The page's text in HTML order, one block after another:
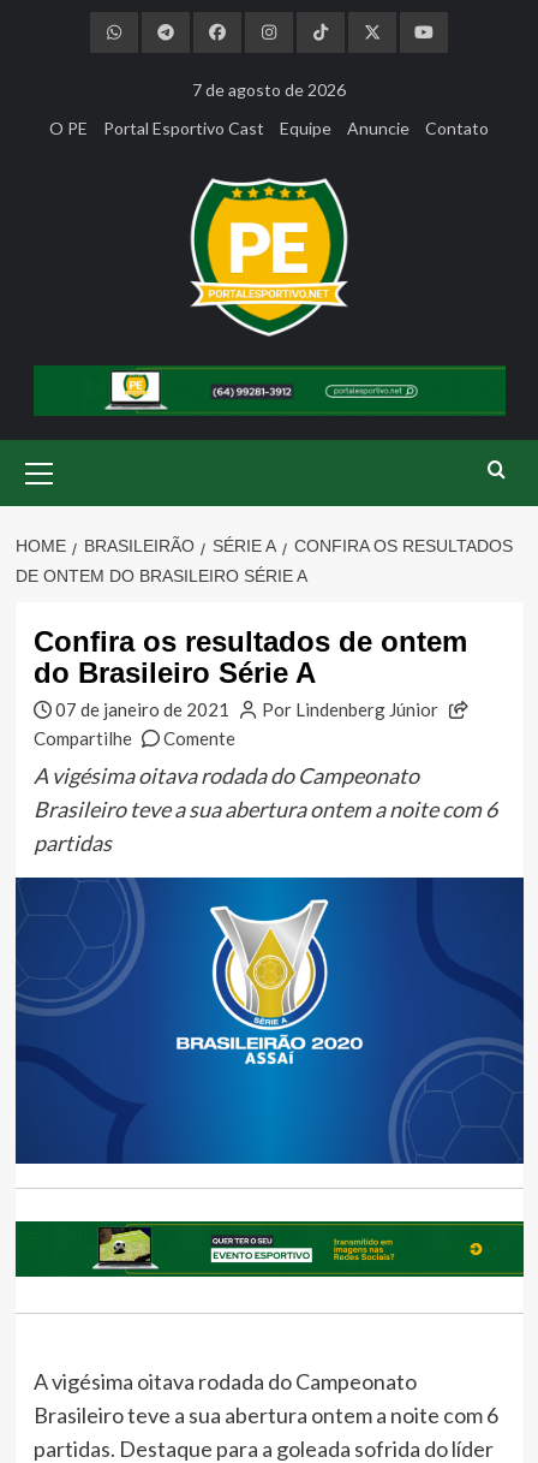
7 de agosto de 2026
O PE
Portal Esportivo Cast Equipe Anuncie Contato
Menu
HOME BRASILEIRÃO SÉRIE A
CONFIRA OS RESULTADOS
DE ONTEM DO BRASILEIRO SÉRIE A
Confira os resultados de ontem
do Brasileiro Série A
07 de janeiro de 2021
Por Lindenberg Júnior
Compartilhe
Comente
A vigésima oitava rodada do Campeonato
Brasileiro teve a sua abertura ontem a noite com 6
partidas
A vigésima oitava rodada do Campeonato
Brasileiro teve a sua abertura ontem a noite com 6
partidas. Destaque para a goleada sofrida do líder